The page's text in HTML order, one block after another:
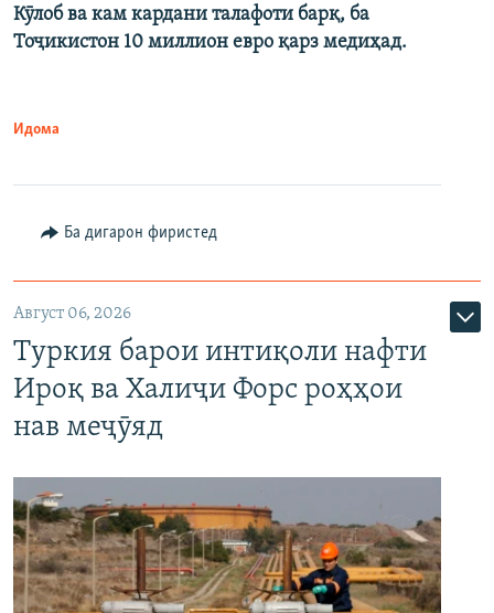
Кӯлоб ва кам кардани талафоти барқ, ба
Тоҷикистон 10 миллион евро қарз медиҳад.
Идома
Ба дигарон фиристед
Август 06, 2026
Туркия барои интиқоли нафти
Ироқ ва Халиҷи Форс роҳҳои
нав меҷӯяд